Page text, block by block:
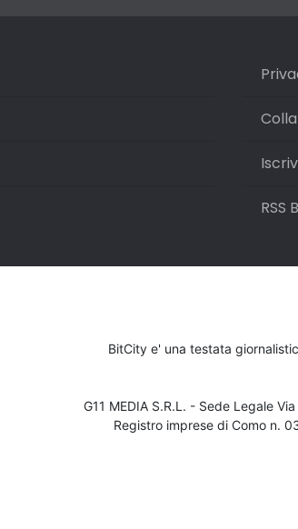
RSS
BitCity e' una testata
G11 MEDIA S.R.L. - Sede Legale
Registro imprese di Como n.